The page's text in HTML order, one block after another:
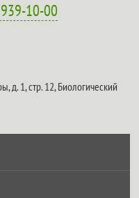
10-00
д. 1, стр. 12,Биологический